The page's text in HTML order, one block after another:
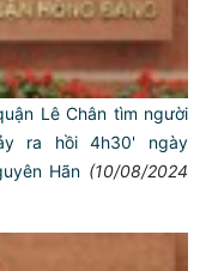
Lê Chân tìm người
ra hồi 4h30' ngày
Hãn (10/08/2024